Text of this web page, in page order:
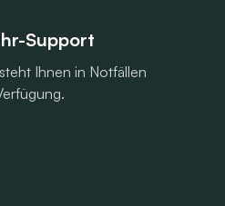
Support
Ihnen in Notfällen